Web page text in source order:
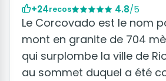
+24recos 4.8/5
Le Corcovado est le nom
mont en granite de 704
qui surplombe la ville de
au sommet duquel a été